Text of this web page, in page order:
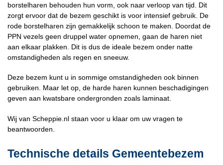
borstelharen behouden hun vorm, ook naar verloop van tijd. Dit
zorgt ervoor dat de bezem geschikt is voor intensief gebruik. De
rode borstelharen zijn gemakkelijk schoon te maken. Doordat de
PPN vezels geen druppel water opnemen, gaan de haren niet
aan elkaar plakken. Dit is dus de ideale bezem onder natte
omstandigheden als regen en sneeuw.
Deze bezem kunt u in sommige omstandigheden ook binnen
gebruiken. Maar let op, de harde haren kunnen beschadigingen
geven aan kwatsbare ondergronden zoals laminaat.
Wij van Scheppie.nl staan voor u klaar om uw vragen te
beantwoorden.
Technische details Gemeentebezem